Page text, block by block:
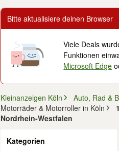
Bitte aktualisiere deinen Browser
Viele Deals
Funktionen
Microsoft Edge
Kleinanzeigen Köln
Auto, Rad &
Motorräder & Motorroller in Köln
Nordrhein-Westfalen
Kategorien